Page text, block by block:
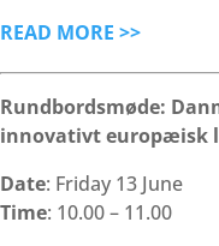
READ MORE >>
Rundbordsmøde:
innovativt europæisk
Date: Friday 13 June
Time: 10.00 – 11.00